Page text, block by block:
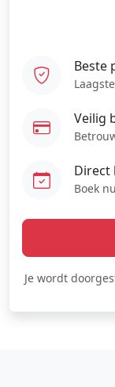
Beste
Veilig
Direct
Boek
Je wordt